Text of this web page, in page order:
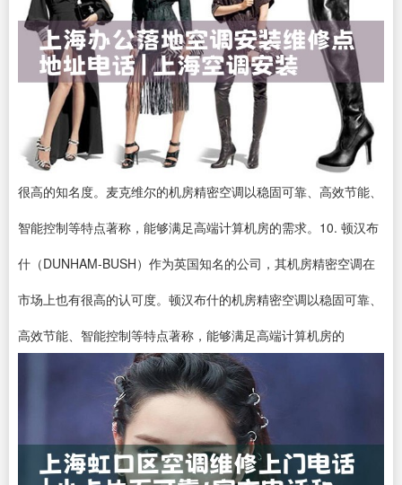
很高的知名度。麦克维尔的机房精密空调以稳固可靠、高效节能、
智能控制等特点著称，能够满足高端计算机房的需求。10. 顿汉布
什（DUNHAM-BUSH）作为英国知名的公司，其机房精密空调在
市场上也有很高的认可度。顿汉布什的机房精密空调以稳固可靠、
高效节能、智能控制等特点著称，能够满足高端计算机房的